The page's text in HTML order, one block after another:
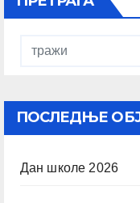
ПОСЛЕДЊЕ
Дан школе 2026